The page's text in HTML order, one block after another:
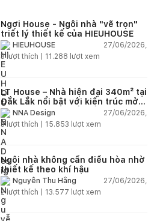
Ngơi House - Ngôi nhà "vẽ trọn"
triết lý thiết kế của HIEUHOUSE
HIEUHOUSE
27/06/2026,
3lượt thích | 11.288 lượt xem
LT House – Nhà hiện đại 340m² tại
Đắk Lắk nổi bật với kiến trúc mở
và hệ sân vườn kết nối thiên
nhiên
NNA Design
27/06/2026,
3lượt thích | 15.853 lượt xem
Ngôi nhà không cần điều hòa nhờ
thiết kế theo khí hậu
Nguyễn Thu Hằng
27/06/2026,
2lượt thích | 13.577 lượt xem